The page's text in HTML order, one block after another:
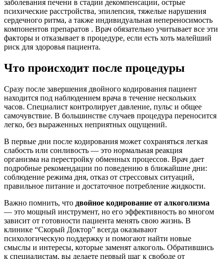
заболевания печени в стадии декомпенсации, острые
психические расстройства, эпилепсия, тяжелые нарушения
сердечного ритма, а также индивидуальная непереносимость
компонентов препаратов . Врач обязательно учитывает все эти
факторы и отказывает в процедуре, если есть хоть малейший
риск для здоровья пациента.
Что происходит после процедуры
Сразу после завершения двойного кодирования пациент
находится под наблюдением врача в течение нескольких
часов. Специалист контролирует давление, пульс и общее
самочувствие. В большинстве случаев процедура переносится
легко, без выраженных неприятных ощущений.
В первые дни после кодирования может сохраняться легкая
слабость или сонливость — это нормальная реакция
организма на перестройку обменных процессов. Врач дает
подробные рекомендации по поведению в ближайшие дни:
соблюдение режима дня, отказ от стрессовых ситуаций,
правильное питание и достаточное потребление жидкости.
Важно помнить, что двойное кодирование от алкоголизма
— это мощный инструмент, но его эффективность во многом
зависит от готовности пациента менять свою жизнь. В
клинике “Скорый Доктор” всегда оказывают
психологическую поддержку и помогают найти новые
смыслы и интересы, которые заменят алкоголь. Обратившись
к специалистам, вы делаете первый шаг к свободе от